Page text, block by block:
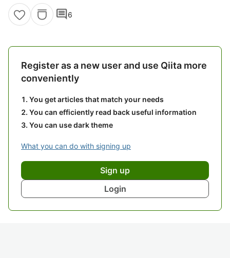
comment6
Register as a new user and use Qiita more
conveniently
You get articles that match your needs
You can efficiently read back useful information
You can use dark theme
What you can do with signing up
Sign up
Login